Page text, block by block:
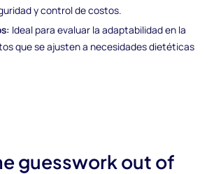
y control de costos.
Ideal para evaluar la adaptabilidad en la
que se ajusten a necesidades dietéticas
guesswork out of